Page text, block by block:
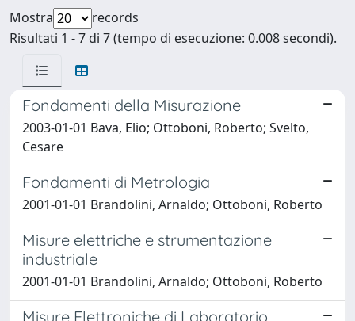
Mostra
records
Risultati 1 - 7 di 7 (tempo di esecuzione: 0.008 secondi).
Fondamenti della Misurazione
2003-01-01 Bava, Elio; Ottoboni, Roberto; Svelto,
Cesare
Fondamenti di Metrologia
2001-01-01 Brandolini, Arnaldo; Ottoboni, Roberto
Misure elettriche e strumentazione
industriale
2001-01-01 Brandolini, Arnaldo; Ottoboni, Roberto
Misure Elettroniche di Laboratorio